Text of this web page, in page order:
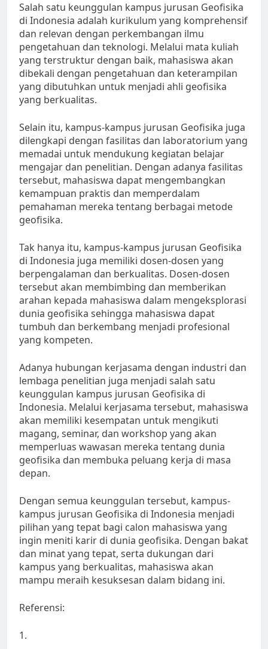
Salah satu keunggulan kampus jurusan Geofisika
di Indonesia adalah kurikulum yang komprehensif
dan relevan dengan perkembangan ilmu
pengetahuan dan teknologi. Melalui mata kuliah
yang terstruktur dengan baik, mahasiswa akan
dibekali dengan pengetahuan dan keterampilan
yang dibutuhkan untuk menjadi ahli geofisika
yang berkualitas.
Selain itu, kampus-kampus jurusan Geofisika juga
dilengkapi dengan fasilitas dan laboratorium yang
memadai untuk mendukung kegiatan belajar
mengajar dan penelitian. Dengan adanya fasilitas
tersebut, mahasiswa dapat mengembangkan
kemampuan praktis dan memperdalam
pemahaman mereka tentang berbagai metode
geofisika.
Tak hanya itu, kampus-kampus jurusan Geofisika
di Indonesia juga memiliki dosen-dosen yang
berpengalaman dan berkualitas. Dosen-dosen
tersebut akan membimbing dan memberikan
arahan kepada mahasiswa dalam mengeksplorasi
dunia geofisika sehingga mahasiswa dapat
tumbuh dan berkembang menjadi profesional
yang kompeten.
Adanya hubungan kerjasama dengan industri dan
lembaga penelitian juga menjadi salah satu
keunggulan kampus jurusan Geofisika di
Indonesia. Melalui kerjasama tersebut, mahasiswa
akan memiliki kesempatan untuk mengikuti
magang, seminar, dan workshop yang akan
memperluas wawasan mereka tentang dunia
geofisika dan membuka peluang kerja di masa
depan.
Dengan semua keunggulan tersebut, kampus-
kampus jurusan Geofisika di Indonesia menjadi
pilihan yang tepat bagi calon mahasiswa yang
ingin meniti karir di dunia geofisika. Dengan bakat
dan minat yang tepat, serta dukungan dari
kampus yang berkualitas, mahasiswa akan
mampu meraih kesuksesan dalam bidang ini.
Referensi:
1.